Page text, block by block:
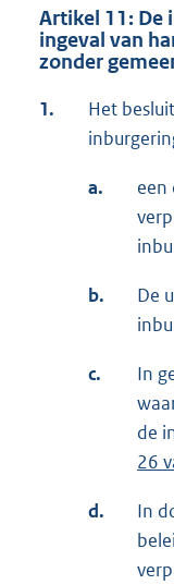
Artikel 11: De
ingeval van
zonder
1.
Het
a.
een
b.
De
c.
In
de
26
d.
In